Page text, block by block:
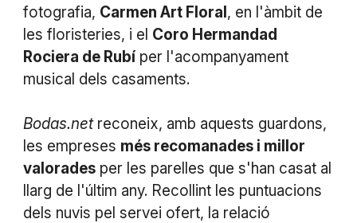
fotografia, Carmen Art Floral , en l'àmbit de
les floristeries, i el Coro Hermandad
Rociera de Rubíper l'acompanyament
musical dels casaments.
Bodas.netreconeix, amb aquests guardons,
les empreses més recomanades i millor
valoradesper les parelles que s'han casat al
llarg de l'últim any. Recollint les puntuacions
dels nuvis pel servei ofert, la relació